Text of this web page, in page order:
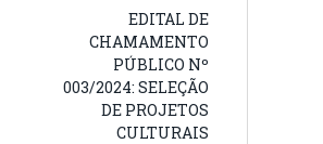
EDITAL DE
CHAMAMENTO
PÚBLICO Nº
003/2024: SELEÇÃO
DE PROJETOS
CULTURAIS